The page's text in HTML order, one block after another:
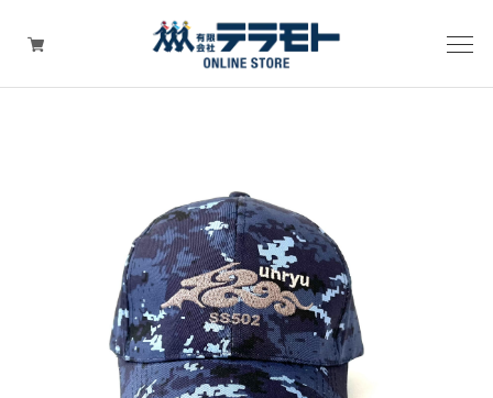
Tシャツ・ウェア
キャップ（帽子）
ZIPPO
ワッペン